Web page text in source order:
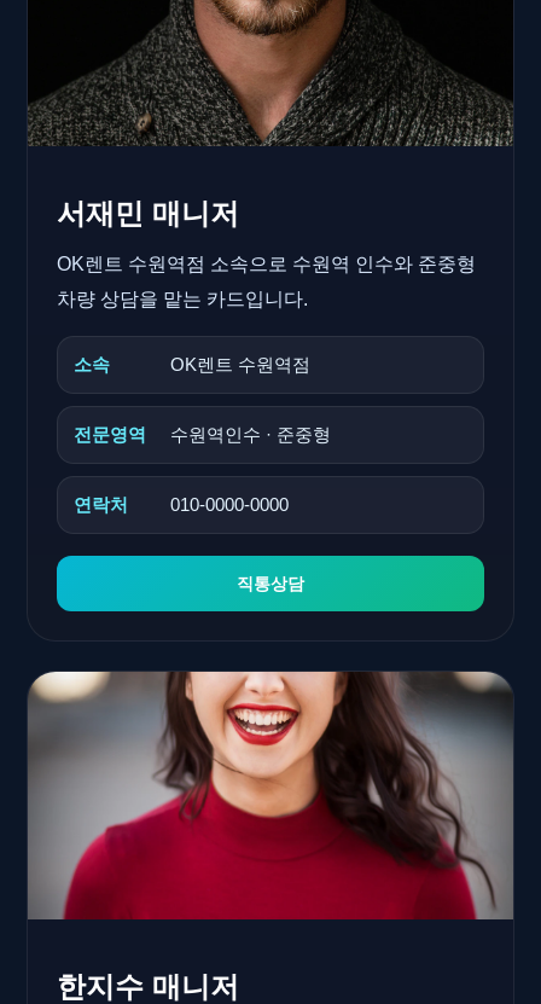
서재민 매니저
OK렌트 수원역점 소속으로 수원역 인수와 준중형
차량 상담을 맡는 카드입니다.
소속 OK렌트 수원역점
전문영역 수원역인수 · 준중형
연락처 010-0000-0000
직통상담
한지수 매니저